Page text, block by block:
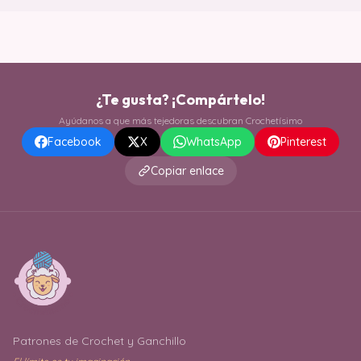
¿Te gusta? ¡Compártelo!
Ayúdanos a que más tejedoras descubran Crochetísimo
Facebook X WhatsApp
Pinterest
Copiar enlace
Patrones de Crochet y Ganchillo